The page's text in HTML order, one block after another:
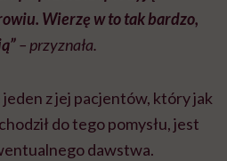
Wierzę w to tak bardzo,
– przyznała.
jeden z jej pacjentów, który jak
do tego pomysłu, jest
dawstwa.